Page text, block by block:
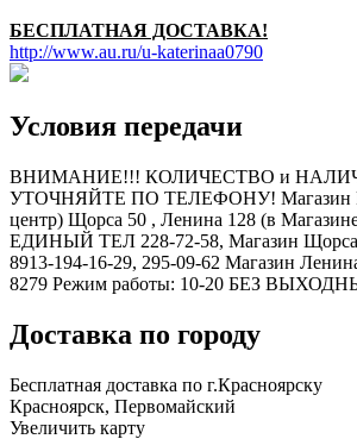
БЕСПЛАТНАЯ ДОСТАВКА!
http://www.au.ru/u-katerinaa0790
Условия передачи
ВНИМАНИЕ!!! КОЛИЧЕСТВО и
УТОЧНЯЙТЕ ПО ТЕЛЕФОНУ! Магазин
центр) Щорса 50 , Ленина 128 (в
ЕДИНЫЙ ТЕЛ 228-72-58, Магазин Щорса
8913-194-16-29, 295-09-62 Магазин
8279 Режим работы: 10-20 БЕЗ
Доставка по городу
Бесплатная доставка по г.Красноярску
Красноярск, Первомайский
Увеличить карту